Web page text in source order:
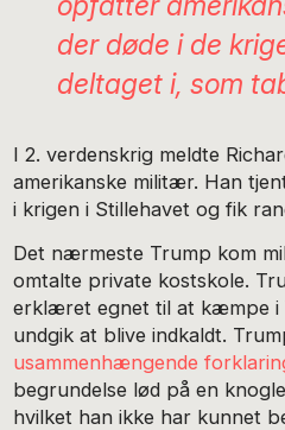
der døde i de
deltaget i, som
I 2. verdenskrig meldte
amerikanske militær. Han
i krigen i Stillehavet og fik
Det nærmeste Trump kom
omtalte private kostskole.
erklæret egnet til at kæmpe i
undgik at blive indkaldt.
usammenhængende
begrundelse lød på en
hvilket han ikke har kunnet